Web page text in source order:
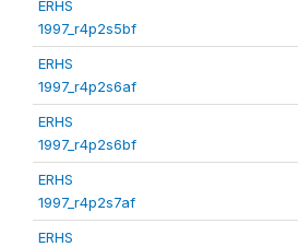
ERHS
1997_r4p2s5bf
ERHS
1997_r4p2s6af
ERHS
1997_r4p2s6bf
ERHS
1997_r4p2s7af
ERHS